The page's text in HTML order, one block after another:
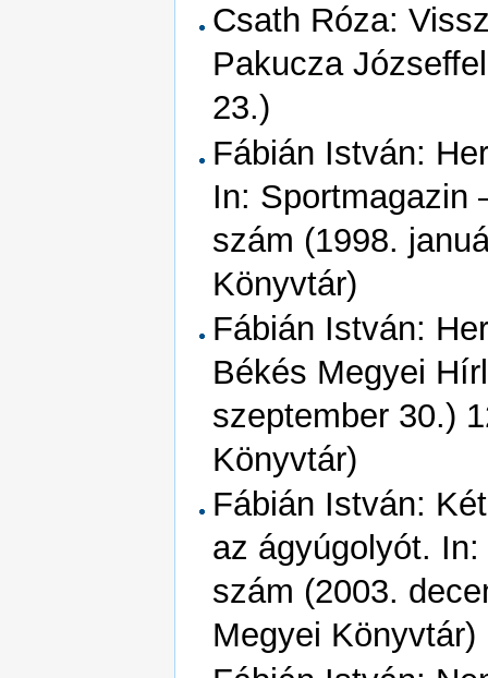
Csath Róza:
Pakucza
23.)
Fábián István:
In: Sportmagazin
szám (1998.
Könyvtár)
Fábián István:
Békés Megyei
szeptember 30.)
Könyvtár)
Fábián István:
az ágyúgolyót.
szám (2003.
Megyei Könyvtár)